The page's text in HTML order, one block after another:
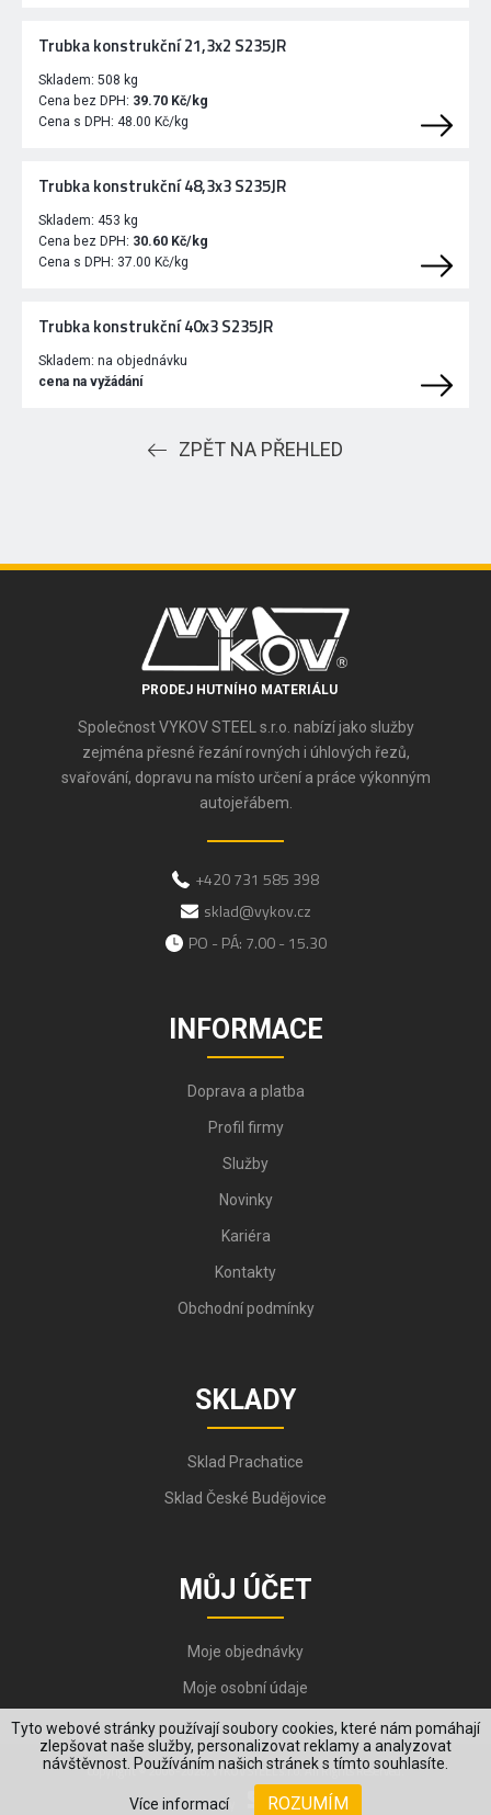
Tyto webové stránky používají soubory cookies, které nám pomáhají
zlepšovat naše služby, personalizovat reklamy a analyzovat
návštěvnost. Používáním našich stránek s tímto souhlasíte.
Více informací ROZUMÍM
Trubka konstrukční 21,3x2 S235JR
Skladem: 508 kg
Cena bez DPH: 39.70 Kč/kg
Cena s DPH: 48.00 Kč/kg
Trubka konstrukční 48,3x3 S235JR
Skladem: 453 kg
Cena bez DPH: 30.60 Kč/kg
Cena s DPH: 37.00 Kč/kg
Trubka konstrukční 40x3 S235JR
Skladem: na objednávku
cena na vyžádání
ZPĚT NA PŘEHLED
PRODEJ HUTNÍHO MATERIÁLU
Společnost VYKOV STEEL s.r.o. nabízí jako služby
zejména přesné řezání rovných i úhlových řezů,
svařování, dopravu na místo určení a práce výkonným
autojeřábem.
+420 731 585 398
sklad@vykov.cz
PO - PÁ: 7.00 - 15.30
INFORMACE
Doprava a platba
Profil firmy
Služby
Novinky
Kariéra
Kontakty
Obchodní podmínky
SKLADY
Sklad Prachatice
Sklad České Budějovice
MŮJ ÚČET
Moje objednávky
Moje osobní údaje
Copyright © 2006-2026, VYKOV STEEL s.r.o. All Rights Reserved.
Created by